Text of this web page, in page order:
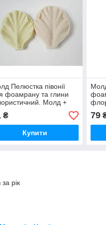
Пелюстка півонії
фоамрану та глини
Молд +
₴
Купити
79
рік